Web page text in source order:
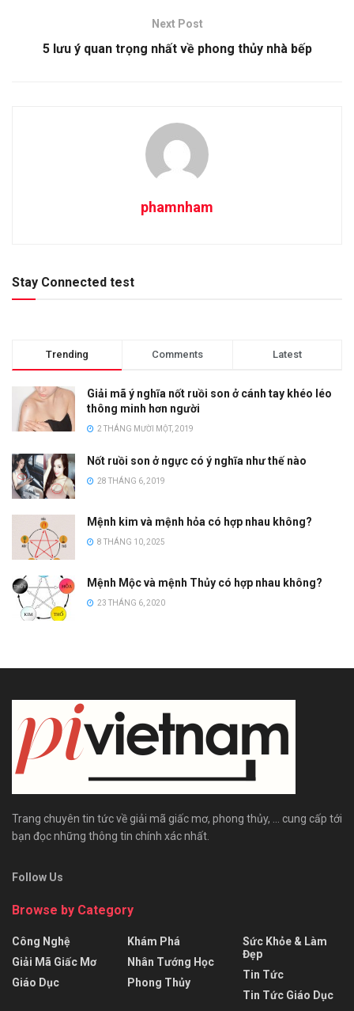
Next Post
5 lưu ý quan trọng nhất về phong thủy nhà bếp
phamnham
Stay Connected test
Trending Comments Latest
Giải mã ý nghĩa nốt ruồi son ở cánh tay khéo léo
thông minh hơn người
2 THÁNG MƯỜI MỘT, 2019
Nốt ruồi son ở ngực có ý nghĩa như thế nào
28 THÁNG 6, 2019
Mệnh kim và mệnh hỏa có hợp nhau không?
8 THÁNG 10, 2025
Mệnh Mộc và mệnh Thủy có hợp nhau không?
23 THÁNG 6, 2020
Trang chuyên tin tức về giải mã giấc mơ, phong thủy, ... cung cấp tới
bạn đọc những thông tin chính xác nhất.
Follow Us
Browse by Category
Công Nghệ
Giải Mã Giấc Mơ
Giáo Dục
Khám Phá
Nhân Tướng Học
Phong Thủy
Sức Khỏe & Làm
Đẹp
Tin Tức
Tin Tức Giáo Dục